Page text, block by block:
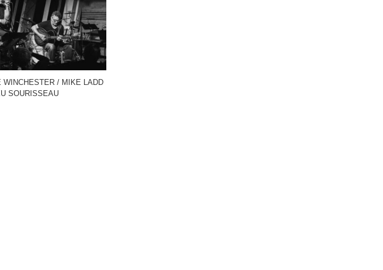
WINCHESTER / MIKE LADD
SOURISSEAU